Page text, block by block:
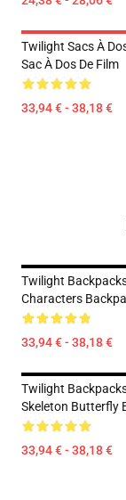
Twilight Sacs À
Sac À Dos De Film
33,94 € - 38,18 €
Twilight
Characters
33,94 € - 38,18 €
Twilight
Skeleton Butterfly
33,94 € - 38,18 €